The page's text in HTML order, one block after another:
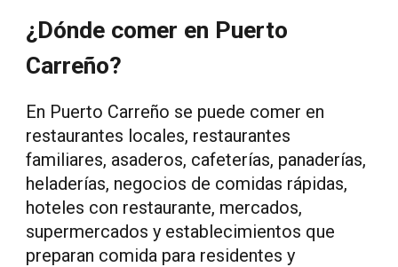
¿Dónde comer en Puerto
Carreño?
En Puerto Carreño se puede comer en
restaurantes locales, restaurantes
familiares, asaderos, cafeterías, panaderías,
heladerías, negocios de comidas rápidas,
hoteles con restaurante, mercados,
supermercados y establecimientos que
preparan comida para residentes y